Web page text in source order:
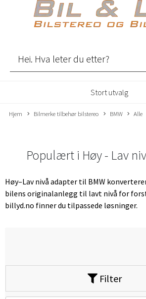
Stort utvalg
Hjem Bilmerke tilbehør bilstereo BMW Alle
Populært i Høy - Lav
Høy–Lav nivå adapter til BMW
bilens originalanlegg til lavt nivå for
billyd.no finner du tilpassede løsninger.
Filter